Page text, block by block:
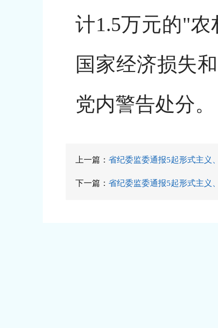
计1.5万元的"
国家经济损失
党内警告处分。
上一篇： 省纪委监委通报5起形式主义
下一篇： 省纪委监委通报5起形式主义